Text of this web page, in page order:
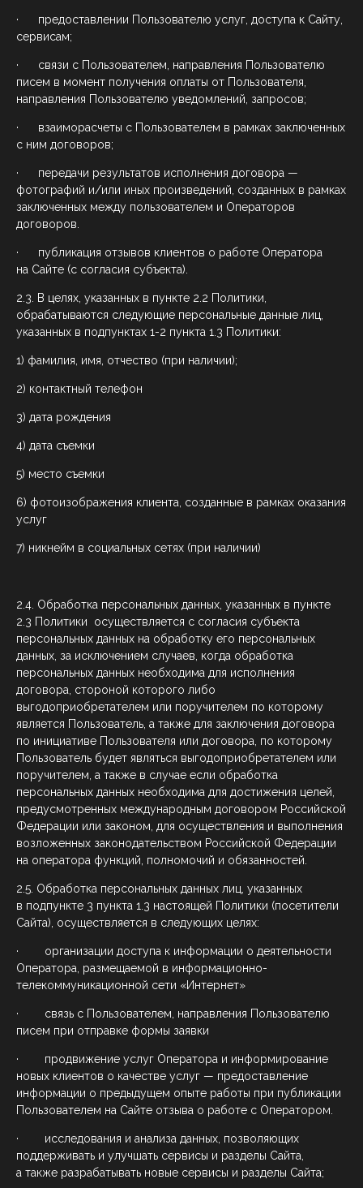
· предоставлении Пользователю услуг, доступа к Сайту,
сервисам;
· связи с Пользователем, направления Пользователю
писем в момент получения оплаты от Пользователя,
направления Пользователю уведомлений, запросов;
· взаиморасчеты с Пользователем в рамках заключенных
с ним договоров;
· передачи результатов исполнения договора —
фотографий и/или иных произведений, созданных в рамках
заключенных между пользователем и Операторов
договоров.
· публикация отзывов клиентов о работе Оператора
на Сайте (с согласия субъекта).
2.3. В целях, указанных в пункте 2.2 Политики,
обрабатываются следующие персональные данные лиц,
указанных в подпунктах 1-2 пункта 1.3 Политики:
1) фамилия, имя, отчество (при наличии);
2) контактный телефон
3) дата рождения
4) дата съемки
5) место съемки
6) фотоизображения клиента, созданные в рамках оказания
услуг
7) никнейм в социальных сетях (при наличии)
2.4. Обработка персональных данных, указанных в пункте
2.3 Политики осуществляется с согласия субъекта
персональных данных на обработку его персональных
данных, за исключением случаев, когда обработка
персональных данных необходима для исполнения
договора, стороной которого либо
выгодоприобретателем или поручителем по которому
является Пользователь, а также для заключения договора
по инициативе Пользователя или договора, по которому
Пользователь будет являться выгодоприобретателем или
поручителем, а также в случае если обработка
персональных данных необходима для достижения целей,
предусмотренных международным договором Российской
Федерации или законом, для осуществления и выполнения
возложенных законодательством Российской Федерации
на оператора функций, полномочий и обязанностей.
2.5. Обработка персональных данных лиц, указанных
в подпункте 3 пункта 1.3 настоящей Политики (посетители
Сайта), осуществляется в следующих целях:
· организации доступа к информации о деятельности
Оператора, размещаемой в информационно-
телекоммуникационной сети «Интернет»
· связь с Пользователем, направления Пользователю
писем при отправке формы заявки
· продвижение услуг Оператора и информирование
новых клиентов о качестве услуг — предоставление
информации о предыдущем опыте работы при публикации
Пользователем на Сайте отзыва о работе с Оператором.
· исследования и анализа данных, позволяющих
поддерживать и улучшать сервисы и разделы Сайта,
а также разрабатывать новые сервисы и разделы Сайта;